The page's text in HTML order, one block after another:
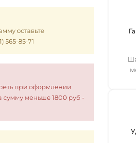
оставьте
565-85-71
при оформлении
сумму меньше 1800 руб -